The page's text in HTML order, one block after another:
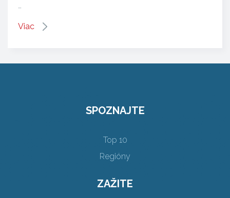
…
Viac
SPOZNAJTE
Top 10
Regióny
ZAŽITE